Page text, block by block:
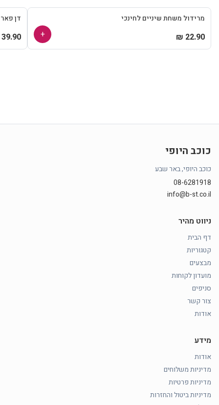
מרידול משחת שיניים לחינכי
22.90 ₪
+
דן
39.90 ₪
כוכב היופי
כוכב היופי, באר שבע
08-6281918
info@b-st.co.il
ניווט מהיר
דף הבית
קטגוריות
מבצעים
מועדון לקוחות
סניפים
צור קשר
אודות
מידע
אודות
מדיניות משלוחים
מדיניות פרטיות
מדיניות ביטול והחזרות